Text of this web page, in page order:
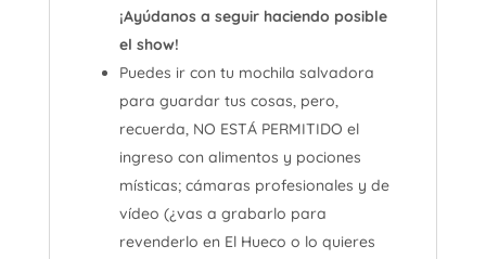
¡Ayúdanos a seguir haciendo posible
el show!
Puedes ir con tu mochila salvadora
para guardar tus cosas, pero,
recuerda, NO ESTÁ PERMITIDO el
ingreso con alimentos y pociones
místicas; cámaras profesionales y de
vídeo (¿vas a grabarlo para
revenderlo en El Hueco o lo quieres